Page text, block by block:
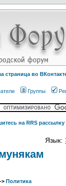
страница во
Группы
на RRS
Язык:
-> Политика